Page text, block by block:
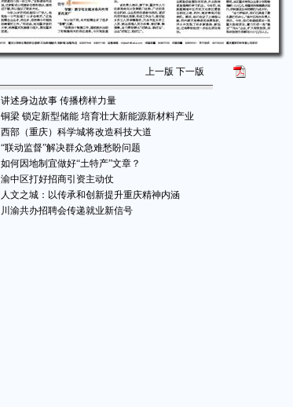
上一版 下一版
讲述身边故事 传播榜样力量
铜梁 锁定新型储能 培育壮大新能源新材料产业
西部（重庆）科学城将改造科技大道
“联动监督”解决群众急难愁盼问题
如何因地制宜做好“土特产”文章？
渝中区打好招商引资主动仗
人文之城：以传承和创新提升重庆精神内涵
川渝共办招聘会传递就业新信号